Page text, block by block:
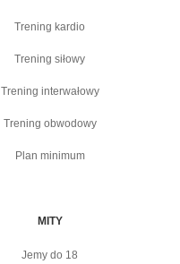
Trening kardio
Trening siłowy
Trening interwałowy
Trening obwodowy
Plan minimum
MITY
Jemy do 18